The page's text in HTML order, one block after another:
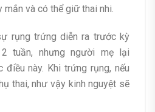
mắn và có thể giữ thai nhi.
rụng trứng diễn ra trước kỳ
tuần, nhưng người mẹ lại
này. Khi trứng rụng, nếu
thai, như vậy kinh nguyệt sẽ